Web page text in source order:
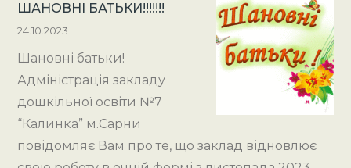
ШАНОВНІ БАТЬКИ!!!!!!!
24.10.2023
Шановні батьки!
Адміністрація закладу
дошкільної освіти №7
“Калинка” м.Сарни
повідомляє Вам про те, що заклад відновлює